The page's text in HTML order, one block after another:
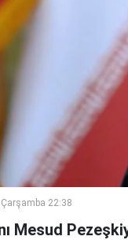
22:38
Mesud